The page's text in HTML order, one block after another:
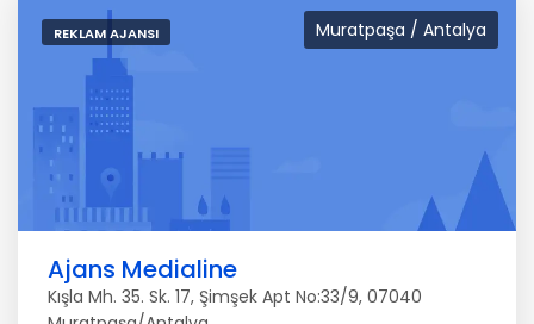
Muratpaşa / Antalya
REKLAM AJANSI
Ajans Medialine
Kışla Mh. 35. Sk. 17, Şimşek Apt No:33/9, 07040